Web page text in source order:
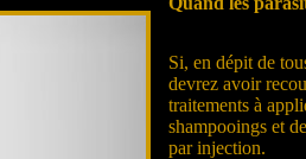
Si, en dépit de
devrez avoir
traitements à
shampooings et
par injection.